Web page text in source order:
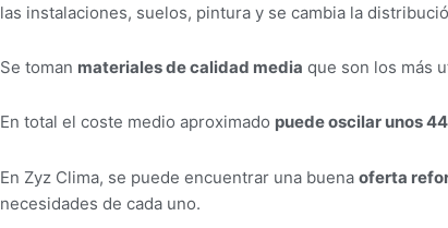
las instalaciones, suelos, pintura y se cambia la
Se toman materiales de calidad media que son los más
En total el coste medio aproximado puede oscilar unos
En Zyz Clima, se puede encuentrar una buena oferta
necesidades de cada uno.